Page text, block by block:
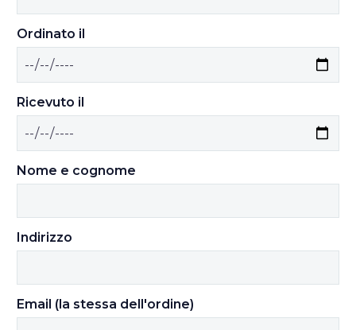
Ordinato il
Ricevuto il
Nome e cognome
Indirizzo
Email (la stessa dell'ordine)